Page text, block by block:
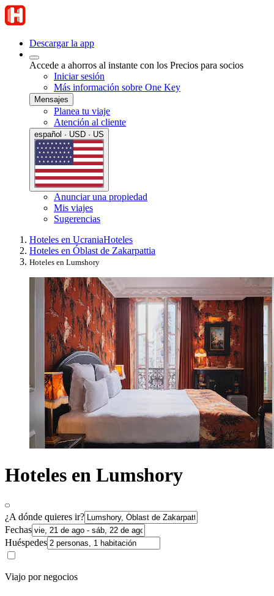
Descargar la app
Accede a ahorros al instante con los Precios para socios
Iniciar sesión
Más información sobre One Key
Mensajes
Planea tu viaje
Atención al cliente
español · USD · US
Anunciar una propiedad
Mis viajes
Sugerencias
Hoteles en UcraniaHoteles
Hoteles en Óblast de Zakarpattia
Hoteles en Lumshory
Hoteles en Lumshory
¿A dónde quieres ir?
Fechas
Huéspedes
Viajo por negocios